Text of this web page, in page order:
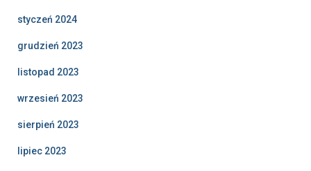
styczeń 2024
grudzień 2023
listopad 2023
wrzesień 2023
sierpień 2023
lipiec 2023